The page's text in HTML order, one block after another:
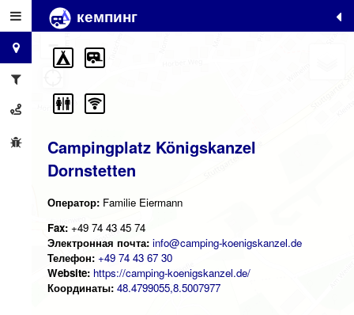
кемпинг
Campingplatz Königskanzel
Dornstetten
Оператор: Familie Eiermann
Fax: +49 74 43 45 74
Электронная почта: info@camping-koenigskanzel.de
Телефон: +49 74 43 67 30
Website: https://camping-koenigskanzel.de/
Координаты: 48.4799055,8.5007977
+
−